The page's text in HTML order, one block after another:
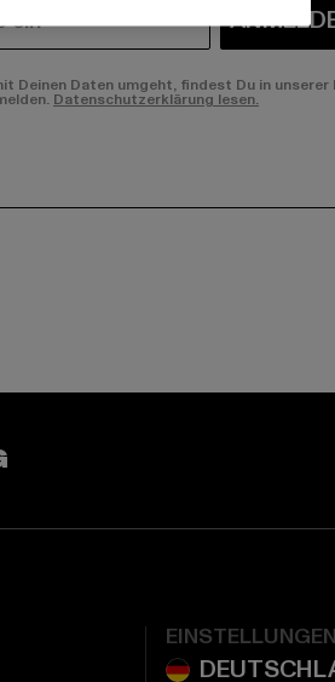
Deinen Daten umgeht, findest Du in
Datenschutzerklärung lesen.
EINSTELLUNGEN